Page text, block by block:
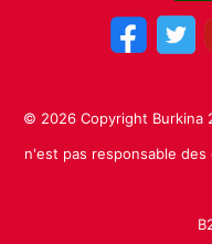
© 2026 Copyright Burkina
n'est pas responsable